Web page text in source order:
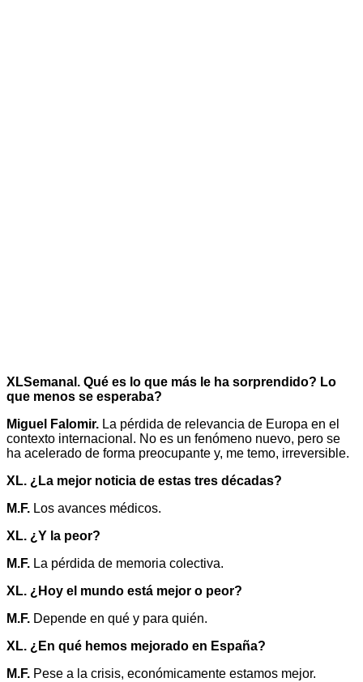
XLSemanal. Qué es lo que más le ha sorprendido? Lo
que menos se esperaba?
Miguel Falomir. La pérdida de relevancia de Europa en el
contexto internacional. No es un fenómeno nuevo, pero se
ha acelerado de forma preocupante y, me temo, irreversible.
XL. ¿La mejor noticia de estas tres décadas?
M.F. Los avances médicos.
XL. ¿Y la peor?
M.F. La pérdida de memoria colectiva.
XL. ¿Hoy el mundo está mejor o peor?
M.F. Depende en qué y para quién.
XL. ¿En qué hemos mejorado en España?
M.F. Pese a la crisis, económicamente estamos mejor.